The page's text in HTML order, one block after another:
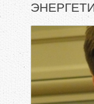
В
ы
д